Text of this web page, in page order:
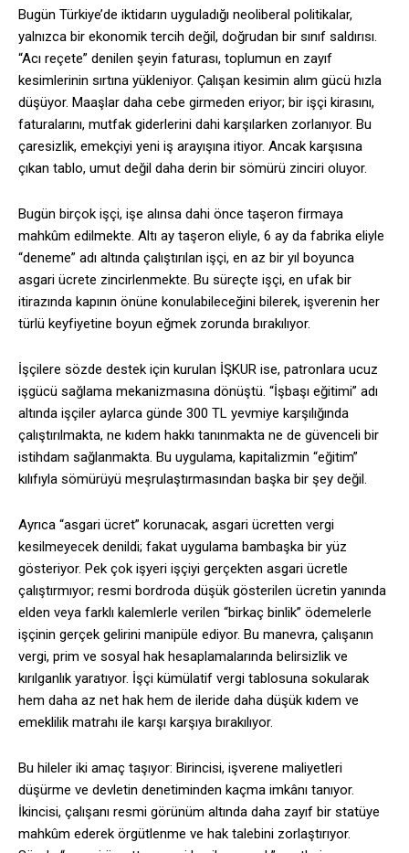
Bugün Türkiye’de iktidarın uyguladığı neoliberal politikalar,
yalnızca bir ekonomik tercih değil, doğrudan bir sınıf saldırısı.
“Acı reçete” denilen şeyin faturası, toplumun en zayıf
kesimlerinin sırtına yükleniyor. Çalışan kesimin alım gücü hızla
düşüyor. Maaşlar daha cebe girmeden eriyor; bir işçi kirasını,
faturalarını, mutfak giderlerini dahi karşılarken zorlanıyor. Bu
çaresizlik, emekçiyi yeni iş arayışına itiyor. Ancak karşısına
çıkan tablo, umut değil daha derin bir sömürü zinciri oluyor.
Bugün birçok işçi, işe alınsa dahi önce taşeron firmaya
mahkûm edilmekte. Altı ay taşeron eliyle, 6 ay da fabrika eliyle
“deneme” adı altında çalıştırılan işçi, en az bir yıl boyunca
asgari ücrete zincirlenmekte. Bu süreçte işçi, en ufak bir
itirazında kapının önüne konulabileceğini bilerek, işverenin her
türlü keyfiyetine boyun eğmek zorunda bırakılıyor.
İşçilere sözde destek için kurulan İŞKUR ise, patronlara ucuz
işgücü sağlama mekanizmasına dönüştü. “İşbaşı eğitimi” adı
altında işçiler aylarca günde 300 TL yevmiye karşılığında
çalıştırılmakta, ne kıdem hakkı tanınmakta ne de güvenceli bir
istihdam sağlanmakta. Bu uygulama, kapitalizmin “eğitim”
kılıfıyla sömürüyü meşrulaştırmasından başka bir şey değil.
Ayrıca “asgari ücret” korunacak, asgari ücretten vergi
kesilmeyecek denildi; fakat uygulama bambaşka bir yüz
gösteriyor. Pek çok işyeri işçiyi gerçekten asgari ücretle
çalıştırmıyor; resmi bordroda düşük gösterilen ücretin yanında
elden veya farklı kalemlerle verilen “birkaç binlik” ödemelerle
işçinin gerçek gelirini manipüle ediyor. Bu manevra, çalışanın
vergi, prim ve sosyal hak hesaplamalarında belirsizlik ve
kırılganlık yaratıyor. İşçi kümülatif vergi tablosuna sokularak
hem daha az net hak hem de ileride daha düşük kıdem ve
emeklilik matrahı ile karşı karşıya bırakılıyor.
Bu hileler iki amaç taşıyor: Birincisi, işverene maliyetleri
düşürme ve devletin denetiminden kaçma imkânı tanıyor.
İkincisi, çalışanı resmi görünüm altında daha zayıf bir statüye
mahkûm ederek örgütlenme ve hak talebini zorlaştırıyor.